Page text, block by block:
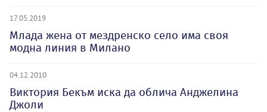
17.05.2019
Млада жена от мездренско село има своя
модна линия в Милано
04.12.2010
Виктория Бекъм иска да облича Анджелина
Джоли